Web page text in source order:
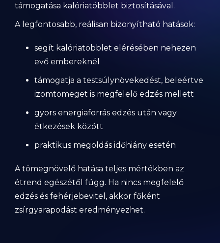
támogatása kalóriatöbblet biztosításával.
A legfontosabb, reálisan bizonyítható hatások:
segít kalóriatöbblet elérésében nehezen
evő embereknél
támogatja a testsúlynövekedést, beleértve
izomtömeget is megfelelő edzés mellett
gyors energiaforrás edzés után vagy
étkezések között
praktikus megoldás időhiány esetén
A tömegnövelő hatása teljes mértékben az
étrend egészétől függ. Ha nincs megfelelő
edzés és fehérjebevitel, akkor főként
zsírgyarapodást eredményezhet.